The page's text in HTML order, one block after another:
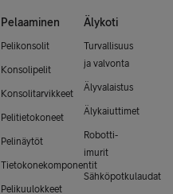
Pelaaminen
Pelikonsolit
Konsolipelit
Konsolitarvikkeet
Pelitietokoneet
Pelinäytöt
Tietokonekomponentit
Pelikuulokkeet
Älykoti
Turvallisuus
ja valvonta
Älyvalaistus
Älykaiuttimet
Robotti-
imurit
Sähköpotkulaudat